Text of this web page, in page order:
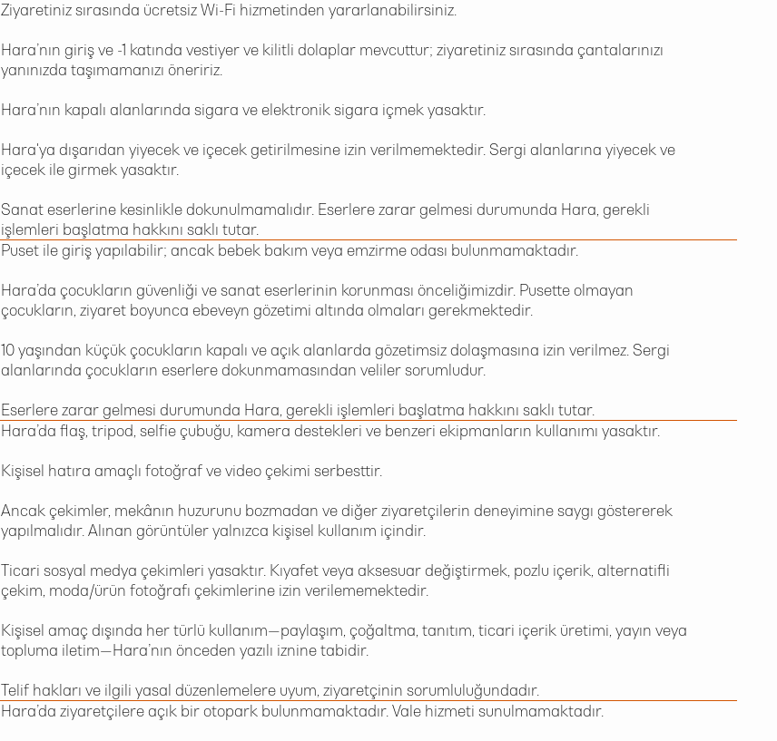
Ziyaretiniz sırasında ücretsiz Wi-Fi hizmetinden yararlanabilirsiniz.
Hara’nın giriş ve -1 katında vestiyer ve kilitli dolaplar mevcuttur; ziyaretiniz sırasında çantalarınızı
yanınızda taşımamanızı öneririz.
Hara’nın kapalı alanlarında sigara ve elektronik sigara içmek yasaktır.
Hara'ya dışarıdan yiyecek ve içecek getirilmesine izin verilmemektedir. Sergi alanlarına yiyecek ve
içecek ile girmek yasaktır.
Sanat eserlerine kesinlikle dokunulmamalıdır. Eserlere zarar gelmesi durumunda Hara, gerekli
işlemleri başlatma hakkını saklı tutar.
Puset ile giriş yapılabilir; ancak bebek bakım veya emzirme odası bulunmamaktadır.
Hara’da çocukların güvenliği ve sanat eserlerinin korunması önceliğimizdir. Pusette olmayan
çocukların, ziyaret boyunca ebeveyn gözetimi altında olmaları gerekmektedir.
10 yaşından küçük çocukların kapalı ve açık alanlarda gözetimsiz dolaşmasına izin verilmez. Sergi
alanlarında çocukların eserlere dokunmamasından veliler sorumludur.
Eserlere zarar gelmesi durumunda Hara, gerekli işlemleri başlatma hakkını saklı tutar.
Hara’da flaş, tripod, selfie çubuğu, kamera destekleri ve benzeri ekipmanların kullanımı yasaktır.
Kişisel hatıra amaçlı fotoğraf ve video çekimi serbesttir.
Ancak çekimler, mekânın huzurunu bozmadan ve diğer ziyaretçilerin deneyimine saygı göstererek
yapılmalıdır. Alınan görüntüler yalnızca kişisel kullanım içindir.
Ticari sosyal medya çekimleri yasaktır. Kıyafet veya aksesuar değiştirmek, pozlu içerik, alternatifli
çekim, moda/ürün fotoğrafı çekimlerine izin verilememektedir.
Kişisel amaç dışında her türlü kullanım—paylaşım, çoğaltma, tanıtım, ticari içerik üretimi, yayın veya
topluma iletim—Hara’nın önceden yazılı iznine tabidir.
Telif hakları ve ilgili yasal düzenlemelere uyum, ziyaretçinin sorumluluğundadır.
Hara’da ziyaretçilere açık bir otopark bulunmamaktadır. Vale hizmeti sunulmamaktadır.